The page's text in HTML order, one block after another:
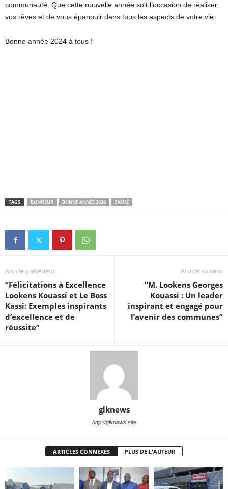
communauté. Que cette nouvelle année soit l’occasion de réaliser
vos rêves et de vous épanouir dans tous les aspects de votre vie.
Bonne année 2024 à tous !
TAGS BONHEUR BONNE ANNÉE 2024 SANTÉ
Article précédent
“Félicitations à Excellence
Lookens Kouassi et Le Boss
Kassi: Exemples inspirants
d’excellence et de
réussite”
Article suivant
“M. Lookens Georges
Kouassi : Un leader
inspirant et engagé pour
l’avenir des communes”
glknews
http://glknews.site
ARTICLES CONNEXES PLUS DE L'AUTEUR